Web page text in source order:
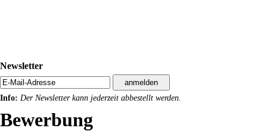
Newsletter
Info: Der Newsletter kann jederzeit abbestellt werden.
Bewerbung